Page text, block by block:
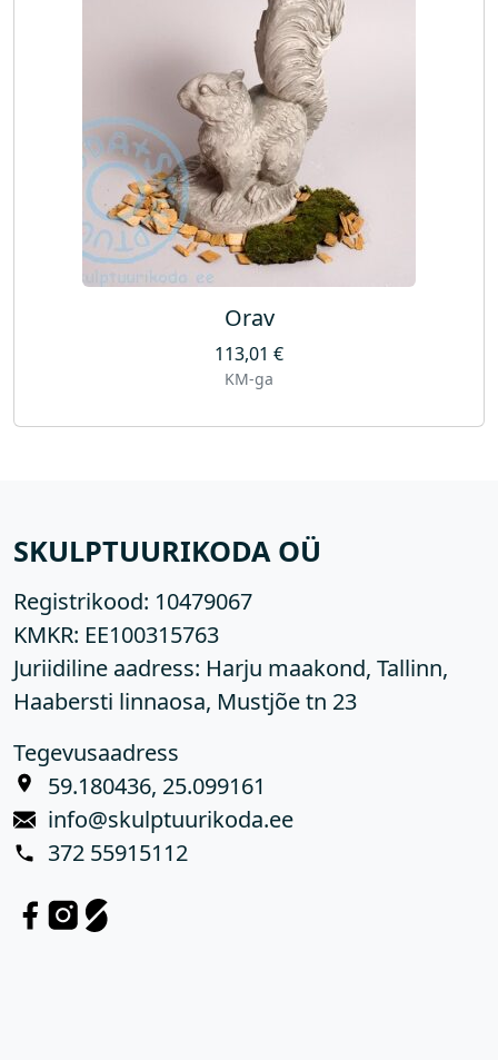
Orav
113,01 €
KM-ga
SKULPTUURIKODA OÜ
Registrikood: 10479067
KMKR: EE100315763
Juriidiline aadress: Harju maakond, Tallinn,
Haabersti linnaosa, Mustjõe tn 23
Tegevusaadress
59.180436, 25.099161
info@skulptuurikoda.ee
372 55915112